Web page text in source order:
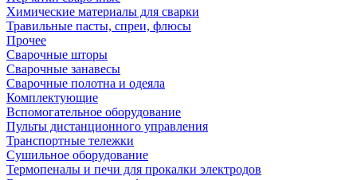
Химические материалы для сварки
Травильные пасты, спреи, флюсы
Прочее
Сварочные шторы
Сварочные занавесы
Сварочные полотна и одеяла
Комплектующие
Вспомогательное оборудование
Пульты дистанционного управления
Транспортные тележки
Сушильное оборудование
Термопеналы и печи для прокалки электродов